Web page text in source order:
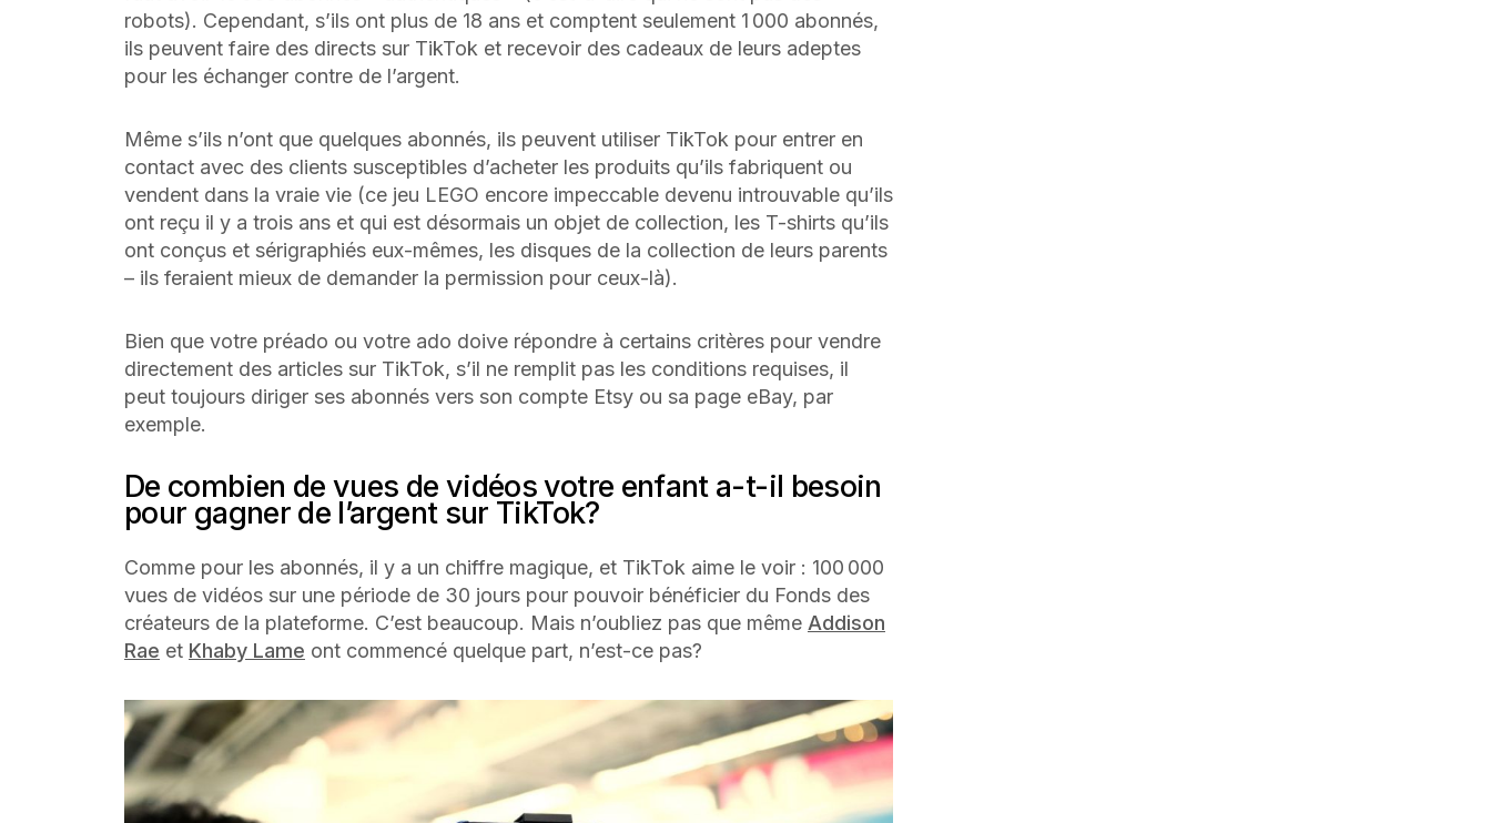
robots). Cependant, s’ils ont plus de 18 ans et comptent seulement 1 000 abonnés,
ils peuvent faire des directs sur TikTok et recevoir des cadeaux de leurs adeptes
pour les échanger contre de l’argent.
Même s’ils n’ont que quelques abonnés, ils peuvent utiliser TikTok pour entrer en
contact avec des clients susceptibles d’acheter les produits qu’ils fabriquent ou
vendent dans la vraie vie (ce jeu LEGO encore impeccable devenu introuvable qu’ils
ont reçu il y a trois ans et qui est désormais un objet de collection, les T-shirts qu’ils
ont conçus et sérigraphiés eux-mêmes, les disques de la collection de leurs parents
– ils feraient mieux de demander la permission pour ceux-là).
Bien que votre préado ou votre ado doive répondre à certains critères pour vendre
directement des articles sur TikTok, s’il ne remplit pas les conditions requises, il
peut toujours diriger ses abonnés vers son compte Etsy ou sa page eBay, par
exemple.
De combien de vues de vidéos votre enfant a-t-il besoin
pour gagner de l’argent sur TikTok?
Comme pour les abonnés, il y a un chiffre magique, et TikTok aime le voir : 100 000
vues de vidéos sur une période de 30 jours pour pouvoir bénéficier du Fonds des
créateurs de la plateforme. C’est beaucoup. Mais n’oubliez pas que même Addison
Rae et Khaby Lame ont commencé quelque part, n’est-ce pas?